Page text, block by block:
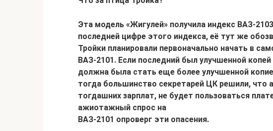
Эта модель «Жигулей» получила индекс ВАЗ-
последней цифре этого индекса, её тут же
Тройки планировали первоначально начать в
ВАЗ-2101. Если последний был улучшенной
должна была стать еще более улучшенной
тогда большинство секретарей ЦК решили, что
тогдашних зарплат, не будет пользоваться
ажиотажный спрос на
ВАЗ-2101 опроверг эти опасения.